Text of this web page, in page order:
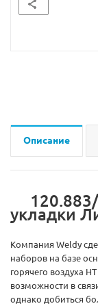
Описание
укладки
Компания Weldy
наборов на базе
горячего воздуха
возможности в
однако добиться